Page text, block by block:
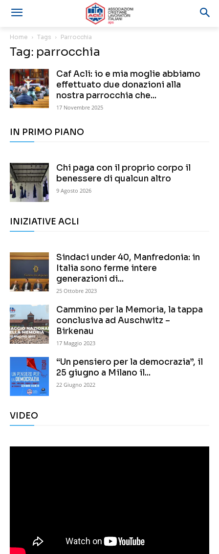
Home Tags Parrocchia
Tag: parrocchia
Caf Acli: io e mia moglie abbiamo
effettuato due donazioni alla
nostra parrocchia che...
17 Novembre 2025
IN PRIMO PIANO
Chi paga con il proprio corpo il
benessere di qualcun altro
9 Agosto 2026
INIZIATIVE ACLI
Sindaci under 40, Manfredonia: in
Italia sono ferme intere
generazioni di...
25 Ottobre 2023
Cammino per la Memoria, la tappa
conclusiva ad Auschwitz –
Birkenau
17 Maggio 2023
“Un pensiero per la democrazia”, il
25 giugno a Milano il...
22 Giugno 2022
VIDEO